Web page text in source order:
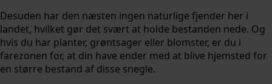
Desuden har den næsten ingen naturlige fjender her i
landet, hvilket gør det svært at holde bestanden nede. Og
hvis du har planter, grøntsager eller blomster, er du i
farezonen for, at din have ender med at blive hjemsted for
en større bestand af disse snegle.